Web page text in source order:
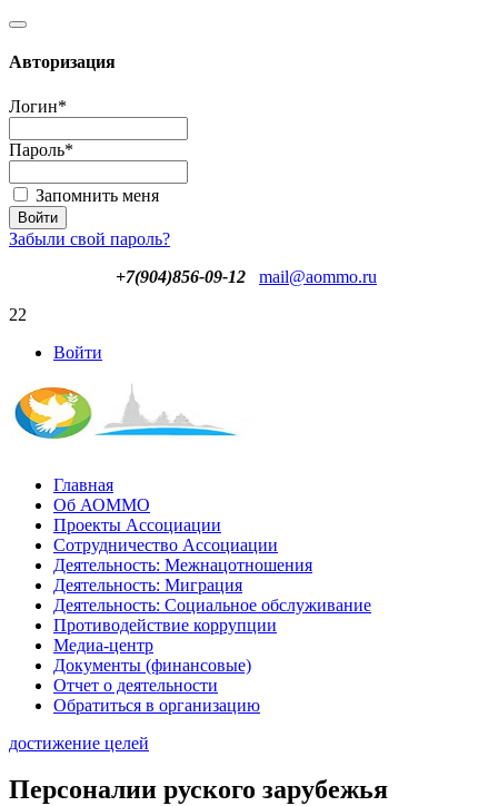
Авторизация
Логин*
Пароль*
Запомнить меня
Забыли свой пароль?
+7(904)856-09-12
mail@aommo.ru
22
Войти
Главная
Об АОММО
Проекты Ассоциации
Сотрудничество Ассоциации
Деятельность: Межнацотношения
Деятельность: Миграция
Деятельность: Социальное обслуживание
Противодействие коррупции
Медиа-центр
Документы (финансовые)
Отчет о деятельности
Обратиться в организацию
достижение целей
Персоналии руского зарубежья